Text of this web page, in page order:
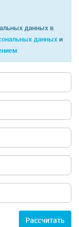
данных в
данных и
Расcчитать